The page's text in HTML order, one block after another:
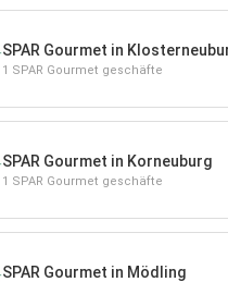
SPAR Gourmet in
1 SPAR Gourmet geschäfte
SPAR Gourmet in Korneuburg
1 SPAR Gourmet geschäfte
SPAR Gourmet in Mödling